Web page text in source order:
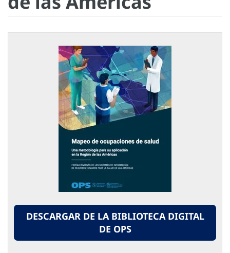
DESCARGAR DE LA BIBLIOTECA DIGITAL
DE OPS